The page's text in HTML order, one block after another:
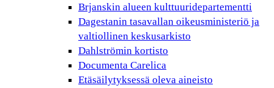
Brjanskin alueen kulttuuridepartementti
Dagestanin tasavallan oikeusministeriö ja
valtiollinen keskusarkisto
Dahlströmin kortisto
Documenta Carelica
Etäsäilytyksessä oleva aineisto